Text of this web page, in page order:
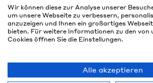
Wir können diese zur Analyse unserer
um unsere Webseite zu verbessern,
anzuzeigen und Ihnen ein großartiges
bieten. Für weitere Informationen zu den von
Cookies öffnen Sie die Einstellungen.
Alle akzeptieren